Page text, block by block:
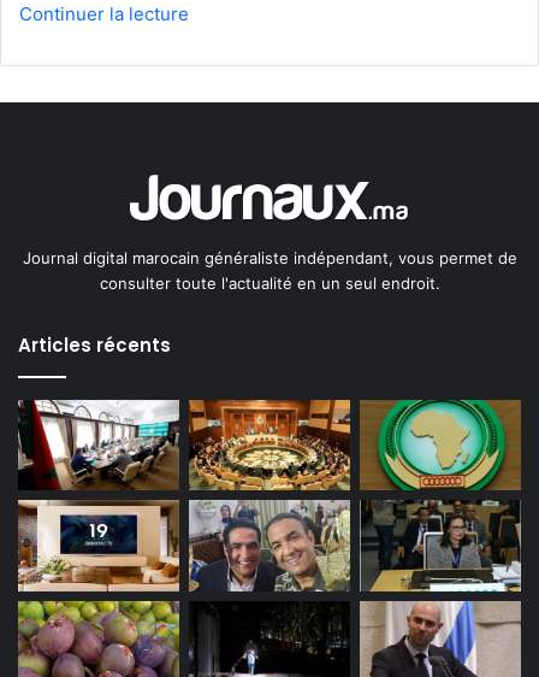
Continuer la lecture
Journal digital marocain généraliste indépendant, vous permet de
consulter toute l'actualité en un seul endroit.
Articles récents